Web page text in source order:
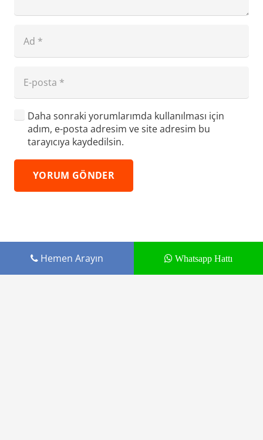
Daha sonraki yorumlarımda kullanılması için
adım, e-posta adresim ve site adresim bu
tarayıcıya kaydedilsin.
YORUM GÖNDER
Hemen Arayın Whatsapp Hattı